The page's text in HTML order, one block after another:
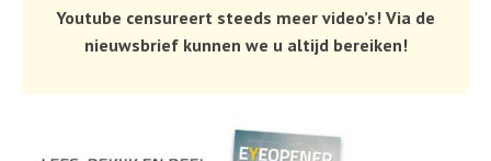
Youtube censureert steeds meer video’s! Via de
nieuwsbrief kunnen we u altijd bereiken!